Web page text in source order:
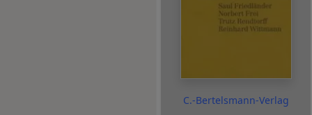
C.-Bertelsmann-Verlag